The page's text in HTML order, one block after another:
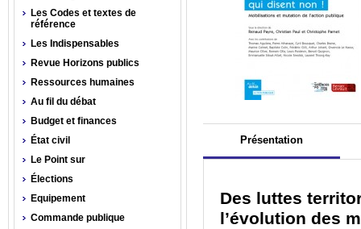
Présentation
Des luttes
l’évolution des
Les Codes et textes de
référence
Les Indispensables
Revue Horizons publics
Ressources humaines
Au fil du débat
Budget et finances
État civil
Le Point sur
Élections
Equipement
Commande publique